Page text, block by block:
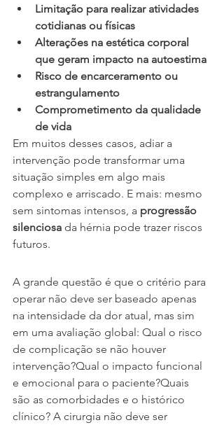
Limitação para realizar atividades
cotidianas ou físicas
Alterações na estética corporal
que geram impacto na autoestima
Risco de encarceramento ou
estrangulamento
Comprometimento da qualidade
de vida
Em muitos desses casos, adiar a
intervenção pode transformar uma
situação simples em algo mais
complexo e arriscado. E mais: mesmo
sem sintomas intensos, a progressão
silenciosa da hérnia pode trazer riscos
futuros.
A grande questão é que o critério para
operar não deve ser baseado apenas
na intensidade da dor atual, mas sim
em uma avaliação global: Qual o risco
de complicação se não houver
intervenção?Qual o impacto funcional
e emocional para o paciente?Quais
são as comorbidades e o histórico
clínico? A cirurgia não deve ser